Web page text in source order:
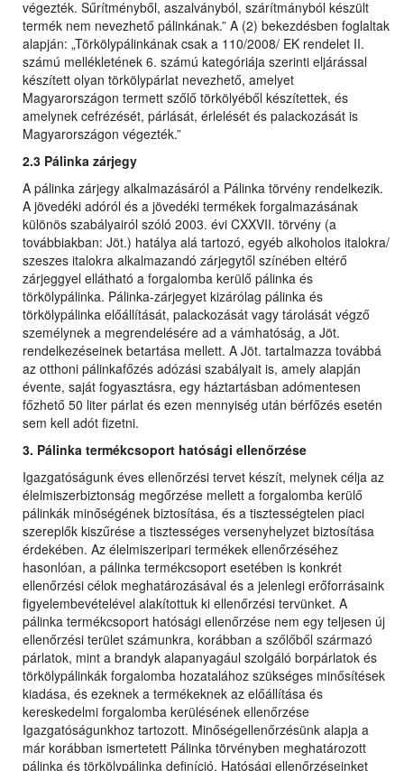
végezték. Sűrítményből, aszalványból, szárítmányból készült
termék nem nevezhető pálinkának.” A (2) bekezdésben foglaltak
alapján: „Törkölypálinkának csak a 110/2008/ EK rendelet II.
számú mellékletének 6. számú kategóriája szerinti eljárással
készített olyan törkölypárlat nevezhető, amelyet
Magyarországon termett szőlő törkölyéből készítettek, és
amelynek cefrézését, párlását, érlelését és palackozását is
Magyarországon végezték.”
2.3 Pálinka zárjegy
A pálinka zárjegy alkalmazásáról a Pálinka törvény rendelkezik.
A jövedéki adóról és a jövedéki termékek forgalmazásának
különös szabályairól szóló 2003. évi CXXVII. törvény (a
továbbiakban: Jöt.) hatálya alá tartozó, egyéb alkoholos italokra/
szeszes italokra alkalmazandó zárjegytől színében eltérő
zárjeggyel ellátható a forgalomba kerülő pálinka és
törkölypálinka. Pálinka-zárjegyet kizárólag pálinka és
törkölypálinka előállítását, palackozását vagy tárolását végző
személynek a megrendelésére ad a vámhatóság, a Jöt.
rendelkezéseinek betartása mellett. A Jöt. tartalmazza továbbá
az otthoni pálinkafőzés adózási szabályait is, amely alapján
évente, saját fogyasztásra, egy háztartásban adómentesen
főzhető 50 liter párlat és ezen mennyiség után bérfőzés esetén
sem kell adót fizetni.
3. Pálinka termékcsoport hatósági ellenőrzése
Igazgatóságunk éves ellenőrzési tervet készít, melynek célja az
élelmiszerbiztonság megőrzése mellett a forgalomba kerülő
pálinkák minőségének biztosítása, és a tisztességtelen piaci
szereplők kiszűrése a tisztességes versenyhelyzet biztosítása
érdekében. Az élelmiszeripari termékek ellenőrzéséhez
hasonlóan, a pálinka termékcsoport esetében is konkrét
ellenőrzési célok meghatározásával és a jelenlegi erőforrásaink
figyelembevételével alakítottuk ki ellenőrzési tervünket. A
pálinka termékcsoport hatósági ellenőrzése nem egy teljesen új
ellenőrzési terület számunkra, korábban a szőlőből származó
párlatok, mint a brandyk alapanyagául szolgáló borpárlatok és
törkölypálinkák forgalomba hozatalához szükséges minősítések
kiadása, és ezeknek a termékeknek az előállítása és
kereskedelmi forgalomba kerülésének ellenőrzése
Igazgatóságunkhoz tartozott. Minőségellenőrzésünk alapja a
már korábban ismertetett Pálinka törvényben meghatározott
pálinka és törkölypálinka definíció. Hatósági ellenőrzéseinket